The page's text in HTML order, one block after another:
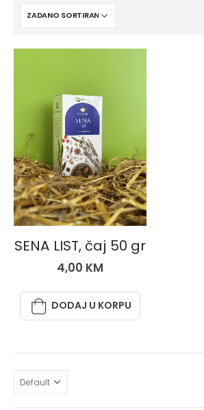
ČAJEVI
SENA LIST, čaj 50 gr
4,00 KM
DODAJ U KORPU